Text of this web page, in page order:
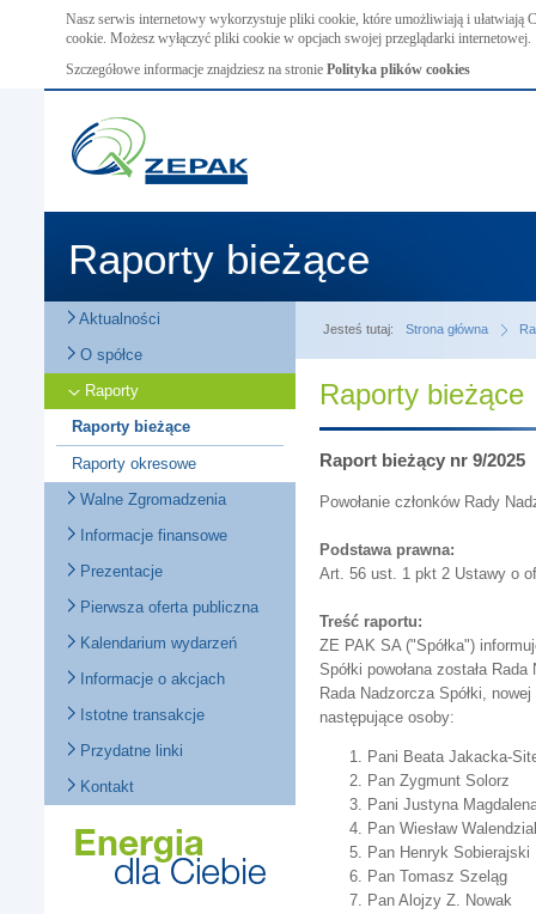
Nasz serwis internetowy wykorzystuje pliki cookie, które umożliwiają i ułatwiają
cookie. Możesz wyłączyć pliki cookie w opcjach swojej przeglądarki internetowej.
Szczegółowe informacje znajdziesz na stronie Polityka plików cookies
Raporty bieżące
Aktualności
O spółce
Raporty
Raporty bieżące
Raporty okresowe
Walne Zgromadzenia
Informacje finansowe
Prezentacje
Pierwsza oferta publiczna
Kalendarium wydarzeń
Informacje o akcjach
Istotne transakcje
Przydatne linki
Kontakt
Jesteś tutaj: Strona główna
Raporty bieżące
Raport bieżący nr 9/2025
Powołanie członków Rady
Podstawa prawna:
Art. 56 ust. 1 pkt 2 Ustawy o
Treść raportu:
ZE PAK SA ("Spółka")
Spółki powołana została
Rada Nadzorcza Spółki,
następujące osoby:
Pani Beata Jakacka-
Pan Zygmunt Solorz
Pani Justyna
Pan Wiesław
Pan Henryk Sobierajski
Pan Tomasz Szeląg
Pan Alojzy Z. Nowak